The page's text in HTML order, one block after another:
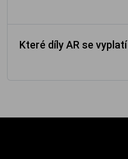
Které díly AR se